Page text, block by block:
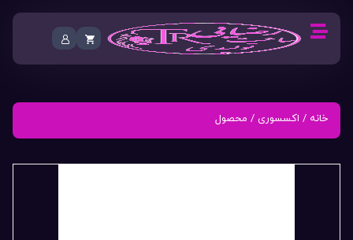
خانه / اکسسوری / محصول